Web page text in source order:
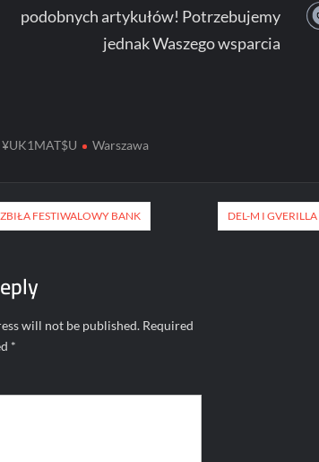
podobnych artykułów! Potrzebujemy
jednak Waszego wsparcia
Warszawa
FESTIWALOWY BANK DEL-M I
will not be published. Required
*